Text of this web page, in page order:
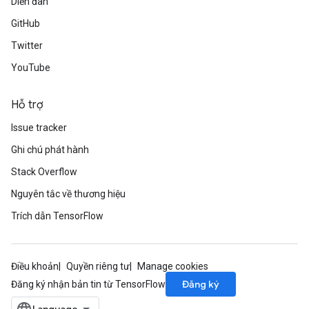
GitHub
Twitter
YouTube
Hỗ trợ
Issue tracker
Ghi chú phát hành
Stack Overflow
Nguyên tắc về thương hiệu
Trích dẫn TensorFlow
Điều khoản Quyền riêng tư
Manage cookies
Đăng ký nhận bản tin từ TensorFlow
Đăng ký